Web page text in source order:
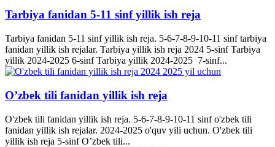
Tarbiya fanidan 5-11 sinf yillik ish reja
Tarbiya fanidan 5-11 sinf yillik ish reja. 5-6-7-8-9-10-11 sinf tarbiya
fanidan yillik ish rejalar. Tarbiya yillik ish reja 2024 5-sinf Tarbiya
yillik 2024-2025 6-sinf Tarbiya yillik 2024-2025 7-sinf...
O’zbek tili fanidan yillik ish reja
O'zbek tili fanidan yillik ish reja. 5-6-7-8-9-10-11 sinf o'zbek tili
fanidan yillik ish rejalar. 2024-2025 o'quv yili uchun. O'zbek tili
yillik ish reja 5-sinf O’zbek tili...